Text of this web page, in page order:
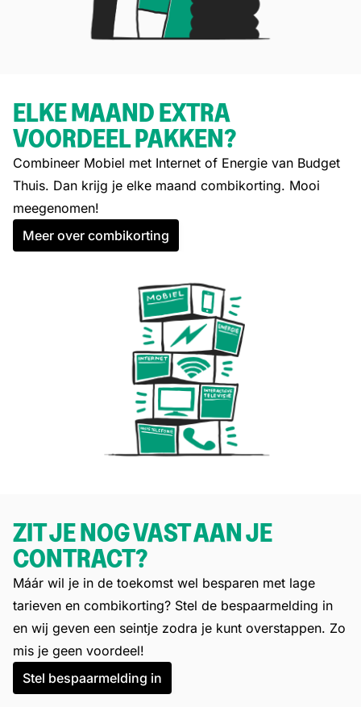
ELKE MAAND EXTRA
VOORDEEL PAKKEN?
Combineer Mobiel met Internet of Energie van Budget
Thuis. Dan krijg je elke maand combikorting. Mooi
meegenomen!
Meer over combikorting
ZIT JE NOG VAST AAN JE
CONTRACT?
Máár wil je in de toekomst wel besparen met lage
tarieven en combikorting? Stel de bespaarmelding in
en wij geven een seintje zodra je kunt overstappen. Zo
mis je geen voordeel!
Stel bespaarmelding in